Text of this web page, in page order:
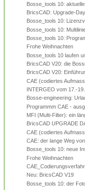
Bosse_tools 10:
BricsCAD: Upgrade-
Bosse_tools 10:
Bosse_tools 10:
Bosse_tools 10:
Frohe Weihnachten
Bosse_tools 10 laufen
BricsCAD V20: die
BricsCAD V20:
CAE (codiertes
INTERGEO vom 17.-
Bosse-engineering:
Programmm CAE -
MFI (Multi-Filter): ein
BricsCAD UPGRADE
CAE (codiertes
CAE: der lange Weg
Bosse_tools 10: neue
Frohe Weihnachten
Neu: BricsCAD V19
Bosse_tools 10: der